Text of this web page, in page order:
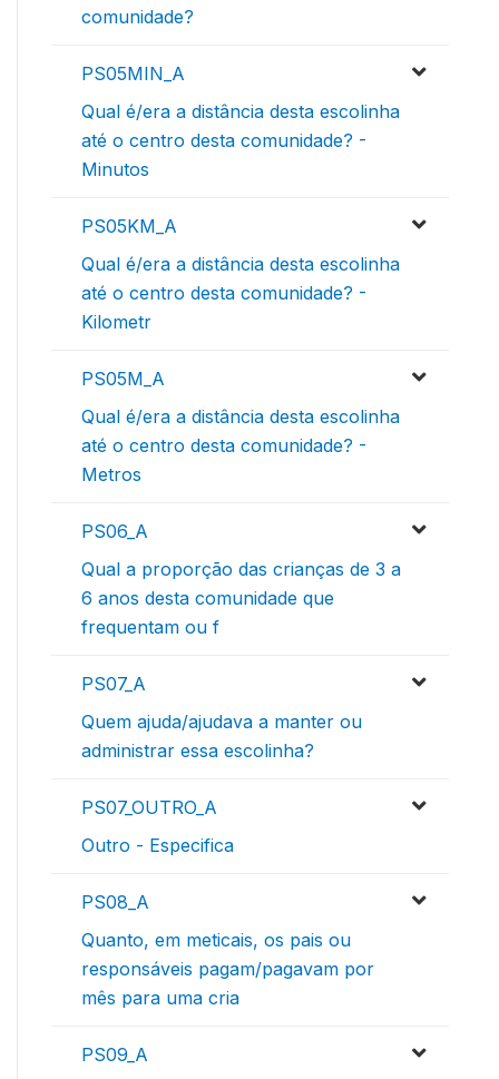
comunidade?
PS05MIN_A
Qual é/era a distância desta escolinha
até o centro desta comunidade? -
Minutos
PS05KM_A
Qual é/era a distância desta escolinha
até o centro desta comunidade? -
Kilometr
PS05M_A
Qual é/era a distância desta escolinha
até o centro desta comunidade? -
Metros
PS06_A
Qual a proporção das crianças de 3 a
6 anos desta comunidade que
frequentam ou f
PS07_A
Quem ajuda/ajudava a manter ou
administrar essa escolinha?
PS07_OUTRO_A
Outro - Especifica
PS08_A
Quanto, em meticais, os pais ou
responsáveis pagam/pagavam por
mês para uma cria
PS09_A